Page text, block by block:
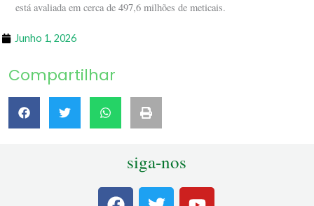
está avaliada em cerca de 497,6 milhões de meticais.
Junho 1, 2026
Compartilhar
siga-nos
F
T
Y